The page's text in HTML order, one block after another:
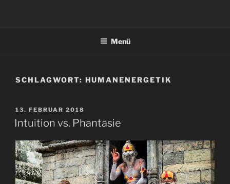
Menü
SCHLAGWORT: HUMANENERGETIK
VERÖFFENTLICHT
AM
13. FEBRUAR 2018
Intuition vs. Phantasie